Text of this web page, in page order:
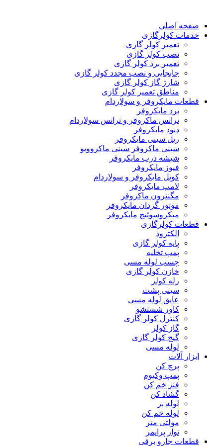
صفحه اصلی
خدمات کولرگازی
تعمیر کولر گازی
نصب کولر گازی
تعمیر برد کولر گازی
جابجایی و نصب مجدد کولر گازی
شارژ گاز کولر گازی
مناطق تعمیر کولر گازی
قطعات مایکروفر و سولاردام
برد مایکروفر
ترانس ماکروفر و ترانس سولاردام
دیود مایکروفر
ریل سینی مایکروفر
سینی ماکروفر سینی ماکروویو
شیشه درب مایکروفر
فیوز مایکروفر
کوپل مایکروفر و سولاردام
لامپ مایکروفر
مگنترون ماکروفر
موتور گردان مایکروفر
میکروسوئیچ مایکروفر
قطعات کولرگازی
الکترود
پایه کولر گازی
پمپ تخلیه
چسب لوله مسی
خازن کولر گازی
رله کولر
سینی پشت
عایق لوله مسی
کاور شستشو
کنترل کولر گازی
گاز کولر
گیج کولر گازی
لوله مسی
ابزار آلات
پرچ کن
پمپ وکیوم
فنر خم کن
گشاد کن
لوله بر
لوله خم کن
مولتی متر
نوار پرایمر
قطعات جارو برقی